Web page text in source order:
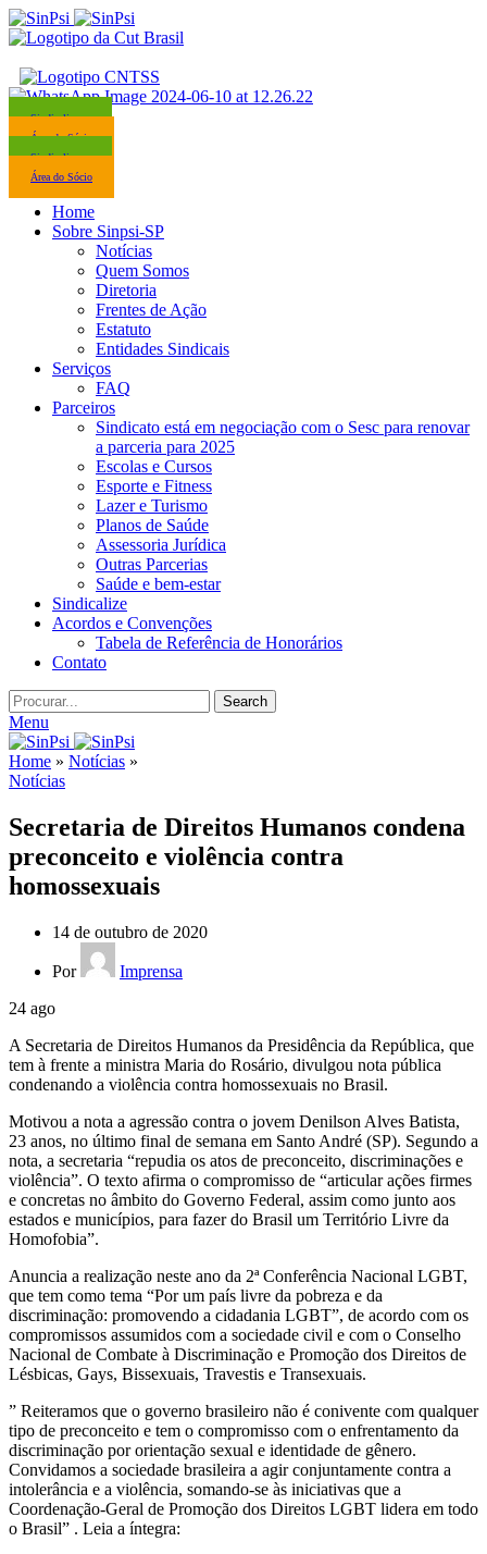
Sindicalize-se
Área do Sócio
Sindicalize-se
Área do Sócio
Home
Sobre Sinpsi-SP
Notícias
Quem Somos
Diretoria
Frentes de Ação
Estatuto
Entidades Sindicais
Serviços
FAQ
Parceiros
Sindicato está em negociação com o Sesc para renovar
a parceria para 2025
Escolas e Cursos
Esporte e Fitness
Lazer e Turismo
Planos de Saúde
Assessoria Jurídica
Outras Parcerias
Saúde e bem-estar
Sindicalize
Acordos e Convenções
Tabela de Referência de Honorários
Contato
Search
Menu
Home » Notícias »
Notícias
Secretaria de Direitos Humanos condena
preconceito e violência contra
homossexuais
14 de outubro de 2020
Por
Imprensa
24 ago
A Secretaria de Direitos Humanos da Presidência da República, que
tem à frente a ministra Maria do Rosário, divulgou nota pública
condenando a violência contra homossexuais no Brasil.
Motivou a nota a agressão contra o jovem Denilson Alves Batista,
23 anos, no último final de semana em Santo André (SP). Segundo a
nota, a secretaria “repudia os atos de preconceito, discriminações e
violência”. O texto afirma o compromisso de “articular ações firmes
e concretas no âmbito do Governo Federal, assim como junto aos
estados e municípios, para fazer do Brasil um Território Livre da
Homofobia”.
Anuncia a realização neste ano da 2ª Conferência Nacional LGBT,
que tem como tema “Por um país livre da pobreza e da
discriminação: promovendo a cidadania LGBT”, de acordo com os
compromissos assumidos com a sociedade civil e com o Conselho
Nacional de Combate à Discriminação e Promoção dos Direitos de
Lésbicas, Gays, Bissexuais, Travestis e Transexuais.
” Reiteramos que o governo brasileiro não é conivente com qualquer
tipo de preconceito e tem o compromisso com o enfrentamento da
discriminação por orientação sexual e identidade de gênero.
Convidamos a sociedade brasileira a agir conjuntamente contra a
intolerância e a violência, somando-se às iniciativas que a
Coordenação-Geral de Promoção dos Direitos LGBT lidera em todo
o Brasil” . Leia a íntegra: